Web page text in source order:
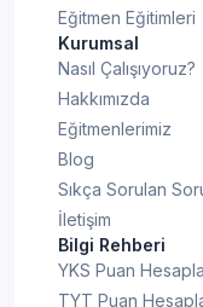
Eğitmen Eğitimleri
Kurumsal
Nasıl Çalışıyoruz?
Hakkımızda
Eğitmenlerimiz
Blog
Sıkça Sorulan
İletişim
Bilgi Rehberi
YKS Puan
TYT Puan